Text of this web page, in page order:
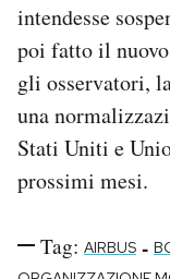
intendesse
poi fatto il
gli osservatori,
una
Stati Uniti e
prossimi mesi.
Tag: AIRBUS -